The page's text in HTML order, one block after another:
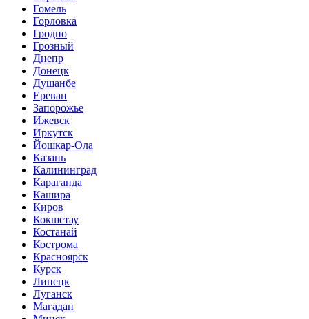
Гомель
Горловка
Гродно
Грозный
Днепр
Донецк
Душанбе
Ереван
Запорожье
Ижевск
Иркутск
Йошкар-Ола
Казань
Калининград
Караганда
Кашира
Киров
Кокшетау
Костанай
Кострома
Красноярск
Курск
Липецк
Луганск
Магадан